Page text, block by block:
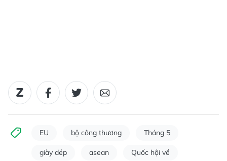
EU bộ công thương Tháng 5
giày dép asean Quốc hội về